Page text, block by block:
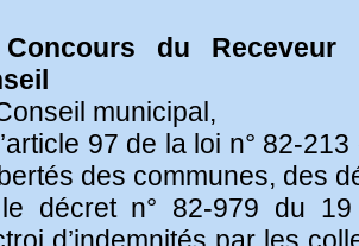
du Receveur
municipal,
97 de la loi n° 82-
des communes, des
décret n° 82-979 du